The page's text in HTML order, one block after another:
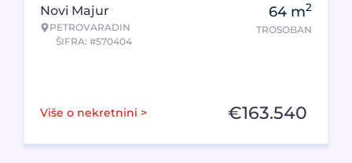
Novi Majur
PETROVARADIN
ŠIFRA: #570404
64 m2
TROSOBAN
Više o nekretnini > €163.540